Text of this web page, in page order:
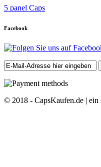
5 panel Caps
Facebook
© 2018 - CapsKaufen.de |